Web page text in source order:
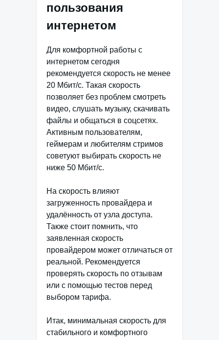
пользования
интернетом
Для комфортной работы с
интернетом сегодня
рекомендуется скорость не менее
20 Мбит/с. Такая скорость
позволяет без проблем смотреть
видео, слушать музыку, скачивать
файлы и общаться в соцсетях.
Активным пользователям,
геймерам и любителям стримов
советуют выбирать скорость не
ниже 50 Мбит/с.
На скорость влияют
загруженность провайдера и
удалённость от узла доступа.
Также стоит помнить, что
заявленная скорость
провайдером может отличаться от
реальной. Рекомендуется
проверять скорость по отзывам
или с помощью тестов перед
выбором тарифа.
Итак, минимальная скорость для
стабильного и комфортного